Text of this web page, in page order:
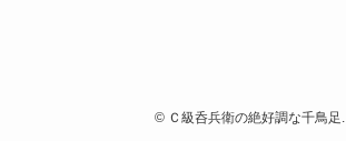
©Ｃ級呑兵衛の絶好調な千鳥足.